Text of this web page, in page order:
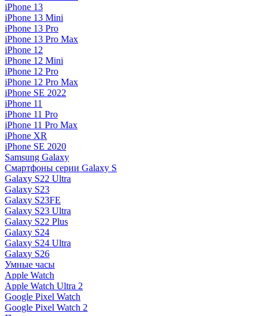
iPhone 13
iPhone 13 Mini
iPhone 13 Pro
iPhone 13 Pro Max
iPhone 12
iPhone 12 Mini
iPhone 12 Pro
iPhone 12 Pro Max
iPhone SE 2022
iPhone 11
iPhone 11 Pro
iPhone 11 Pro Max
iPhone XR
iPhone SE 2020
Samsung Galaxy
Смартфоны серии Galaxy S
Galaxy S22 Ultra
Galaxy S23
Galaxy S23FE
Galaxy S23 Ultra
Galaxy S22 Plus
Galaxy S24
Galaxy S24 Ultra
Galaxy S26
Умные часы
Apple Watch
Apple Watch Ultra 2
Google Pixel Watch
Google Pixel Watch 2